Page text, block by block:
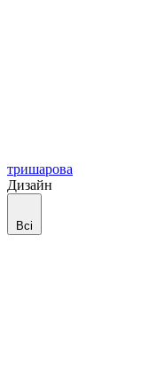
тришарова
Дизайн
Всі